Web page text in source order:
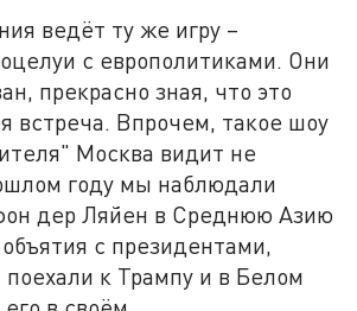
ведёт ту же игру –
с европолитиками. Они
прекрасно зная, что это
встреча. Впрочем, такое шоу
Москва видит не
году мы наблюдали
дер Ляйен в Среднюю Азию
с президентами,
к Трампу и в Белом